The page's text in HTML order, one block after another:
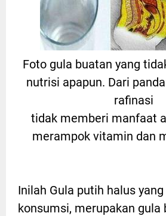
Foto gula buatan yang
nutrisi apapun. Dari
rafinasi
tidak memberi manfaat
merampok vitamin dan
Inilah Gula putih halus
konsumsi, merupakan gula